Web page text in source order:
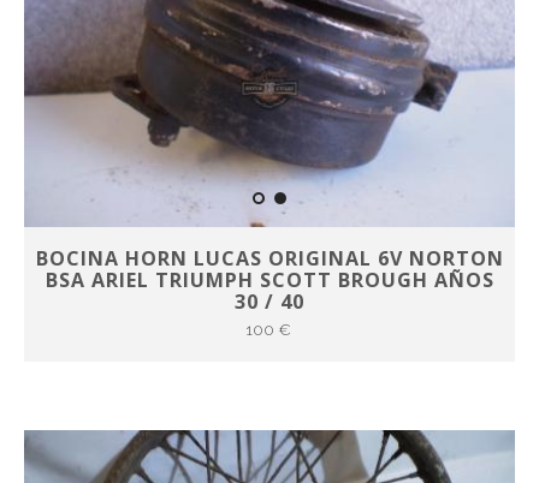
BOCINA HORN LUCAS ORIGINAL 6V NORTON
BSA ARIEL TRIUMPH SCOTT BROUGH AÑOS
30 / 40
100 €